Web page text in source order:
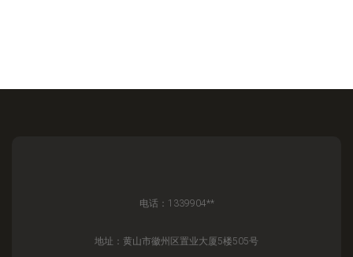
电话：1339904**
地址：黄山市徽州区置业大厦5楼505号